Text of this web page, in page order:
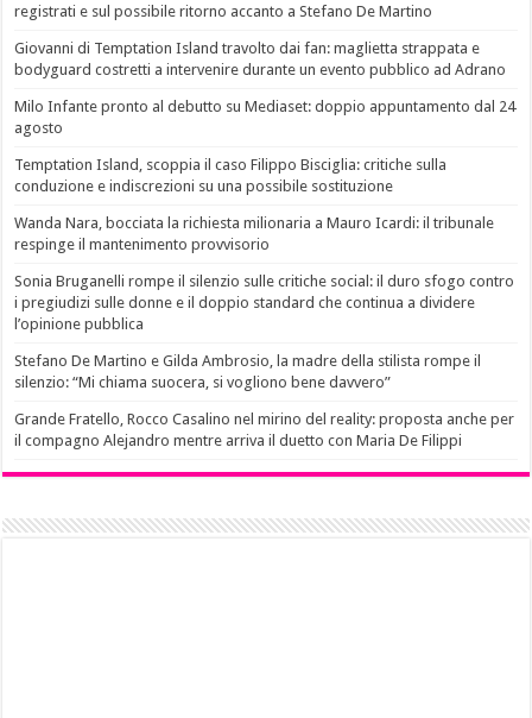
registrati e sul possibile ritorno accanto a Stefano De Martino
Giovanni di Temptation Island travolto dai fan: maglietta strappata e
bodyguard costretti a intervenire durante un evento pubblico ad Adrano
Milo Infante pronto al debutto su Mediaset: doppio appuntamento dal 24
agosto
Temptation Island, scoppia il caso Filippo Bisciglia: critiche sulla
conduzione e indiscrezioni su una possibile sostituzione
Wanda Nara, bocciata la richiesta milionaria a Mauro Icardi: il tribunale
respinge il mantenimento provvisorio
Sonia Bruganelli rompe il silenzio sulle critiche social: il duro sfogo contro
i pregiudizi sulle donne e il doppio standard che continua a dividere
l’opinione pubblica
Stefano De Martino e Gilda Ambrosio, la madre della stilista rompe il
silenzio: “Mi chiama suocera, si vogliono bene davvero”
Grande Fratello, Rocco Casalino nel mirino del reality: proposta anche per
il compagno Alejandro mentre arriva il duetto con Maria De Filippi